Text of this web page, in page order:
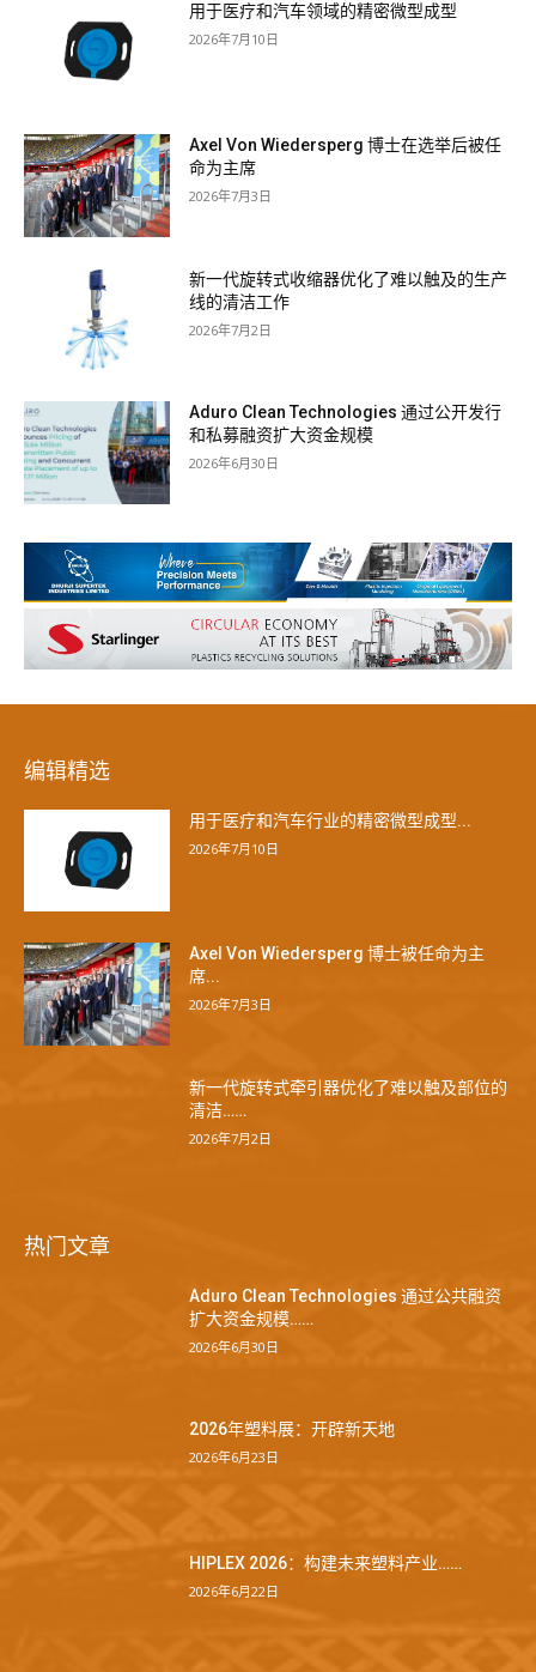
用于医疗和汽车领域的精密微型成型
2026年7月10日
Axel Von Wiedersperg 博士在选举后被任
命为主席
2026年7月3日
新一代旋转式收缩器优化了难以触及的生产
线的清洁工作
2026年7月2日
Aduro Clean Technologies 通过公开发行
和私募融资扩大资金规模
2026年6月30日
编辑精选
用于医疗和汽车行业的精密微型成型...
2026年7月10日
Axel Von Wiedersperg 博士被任命为主
席...
2026年7月3日
新一代旋转式牵引器优化了难以触及部位的
清洁……
2026年7月2日
热门文章
Aduro Clean Technologies 通过公共融资
扩大资金规模……
2026年6月30日
2026年塑料展：开辟新天地
2026年6月23日
HIPLEX 2026：构建未来塑料产业……
2026年6月22日